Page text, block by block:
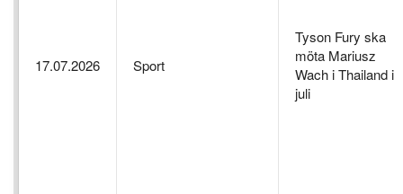
17.07.2026 Sport
Tyson Fury ska
möta Mariusz
Wach i Thailand i
juli